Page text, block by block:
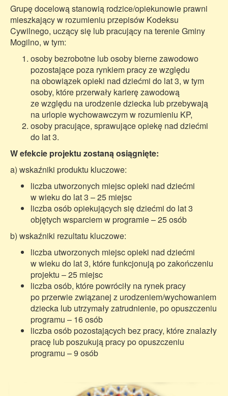
Grupę docelową stanowią rodzice/opiekunowie prawni
mieszkający w rozumieniu przepisów Kodeksu
Cywilnego, uczący się lub pracujący na terenie Gminy
Mogilno, w tym:
osoby bezrobotne lub osoby bierne zawodowo
pozostające poza rynkiem pracy ze względu
na obowiązek opieki nad dziećmi do lat 3, w tym
osoby, które przerwały karierę zawodową
ze względu na urodzenie dziecka lub przebywają
na urlopie wychowawczym w rozumieniu KP,
osoby pracujące, sprawujące opiekę nad dziećmi
do lat 3.
W efekcie projektu zostaną osiągnięte:
a) wskaźniki produktu kluczowe:
liczba utworzonych miejsc opieki nad dziećmi
w wieku do lat 3 – 25 miejsc
liczba osób opiekujących się dziećmi do lat 3
objętych wsparciem w programie – 25 osób
b) wskaźniki rezultatu kluczowe:
liczba utworzonych miejsc opieki nad dziećmi
w wieku do lat 3, które funkcjonują po zakończeniu
projektu – 25 miejsc
liczba osób, które powróciły na rynek pracy
po przerwie związanej z urodzeniem/wychowaniem
dziecka lub utrzymały zatrudnienie, po opuszczeniu
programu – 16 osób
liczba osób pozostających bez pracy, które znalazły
pracę lub poszukują pracy po opuszczeniu
programu – 9 osób